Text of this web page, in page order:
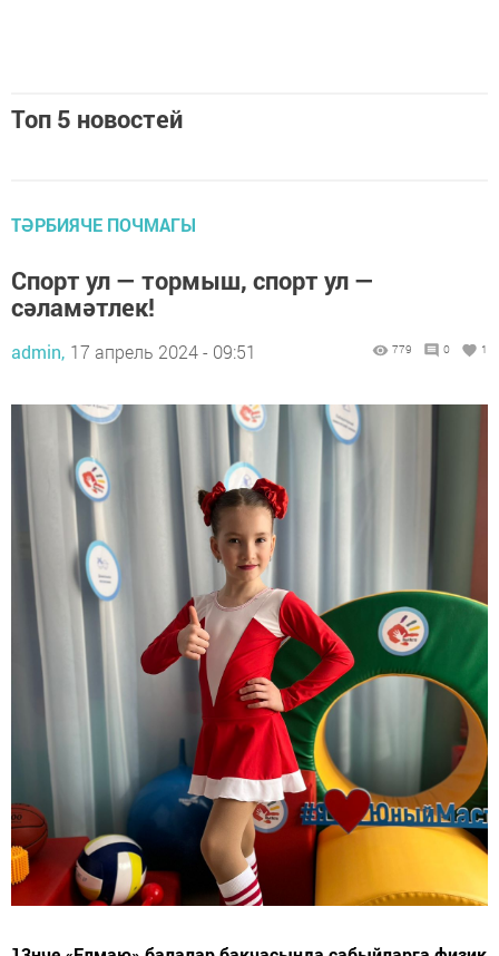
Топ 5 новостей
ТӘРБИЯЧЕ ПОЧМАГЫ
Спорт ул — тормыш, спорт ул —
сәламәтлек!
admin, 17 апрель 2024 - 09:51 779 0 1